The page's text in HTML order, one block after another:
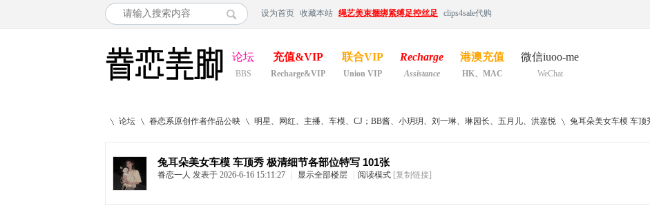
设为首页 收藏本站 绳艺美束捆绑紧缚足控丝足 clips4sale代购
论坛
BBS
充值&VIP
Recharge&VIP
联合VIP
Union VIP
Recharge
Assistance
港澳充值
HK、MAC
微信iuoo-me
WeChat
论坛
›
眷恋系原创作者作品公映
›
明星、网红、主播、车模、CJ；BB酱、小玥玥、刘一琳、琳园长、五月儿、洪嘉悦 兔耳朵美女车模 车顶
兔耳朵美女车模 车顶秀 极清细节各部位特写 101张
眷恋一人 发表于 2026-6-16 15:11:27 显示全部楼层 阅读模式 [复制链接]